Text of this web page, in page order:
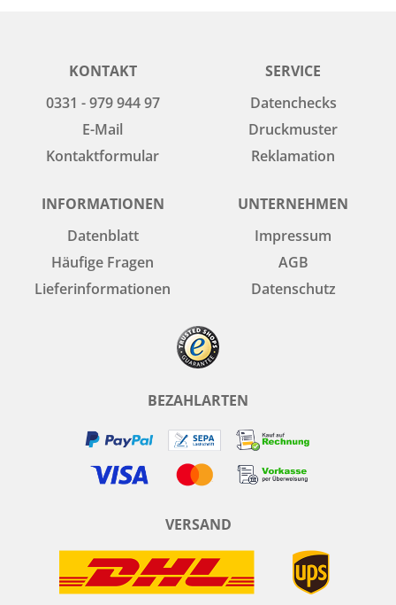
KONTAKT
0331 - 979 944 97
E-Mail
Kontaktformular
SERVICE
Datenchecks
Druckmuster
Reklamation
INFORMATIONEN
Datenblatt
Häufige Fragen
Lieferinformationen
UNTERNEHMEN
Impressum
AGB
Datenschutz
BEZAHLARTEN
VERSAND